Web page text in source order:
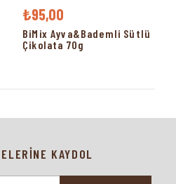
₺95,00
BiMix Ayva&Bademli Sütlü
Çikolata 70g
KAYDOL